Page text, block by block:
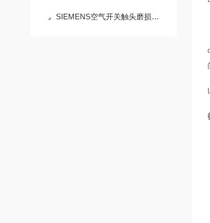
SIEMENS空气开关触头磨损检查与更换标准